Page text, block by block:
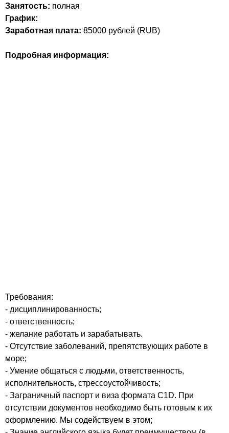
Занятость: полная
График:
Заработная плата: 85000 рублей (RUB)
Подробная информация:
Требования:
- дисциплинированность;
- ответственность;
- желание работать и зарабатывать.
- Отсутствие заболеваний, препятствующих работе в
море;
- Умение общаться с людьми, ответственность,
исполнительность, стрессоустойчивость;
- Заграничный паспорт и виза формата C1D. При
отсутствии документов необходимо быть готовым к их
оформлению. Мы содействуем в этом;